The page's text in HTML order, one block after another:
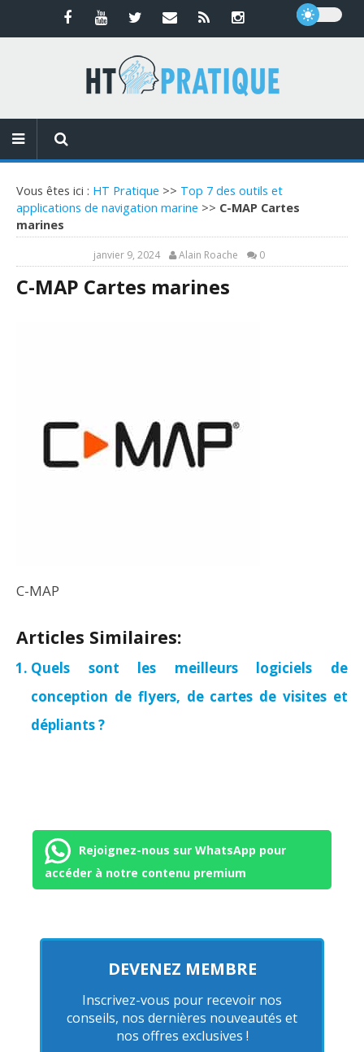
Vous êtes ici : HT Pratique >> Top 7 des outils et
applications de navigation marine >> C-MAP Cartes
marines
janvier 9, 2024 Alain Roache 0
C-MAP Cartes marines
C-MAP
Articles Similaires:
Quels sont les meilleurs logiciels de
conception de flyers, de cartes de visites et
dépliants ?
Rejoignez-nous sur WhatsApp pour
accéder à notre contenu premium
DEVENEZ MEMBRE
Inscrivez-vous pour recevoir nos
conseils, nos dernières nouveautés et
nos offres exclusives !